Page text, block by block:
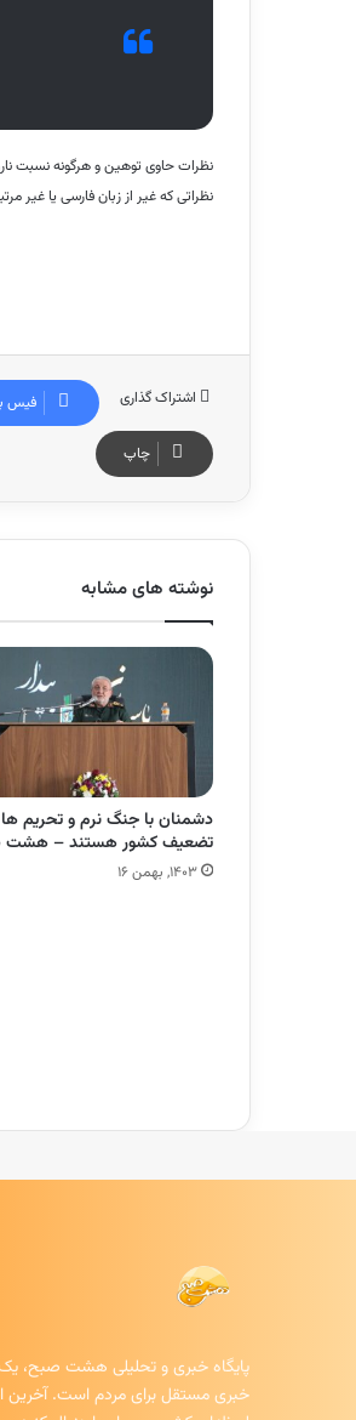
نظرات حاوی توهین و هرگونه نسبت
نظراتی که غیر از زبان فارسی یا غیر
اشتراک گذاری فیس
چاپ
نوشته های مشابه
دشمنان با جنگ نرم و تحریم
تضعیف کشور هستند –
۱۴۰۳, بهمن ۱۶
پایگاه خبری و تحلیلی هشت صبح، یک
خبری مستقل برای مردم است. آخرین